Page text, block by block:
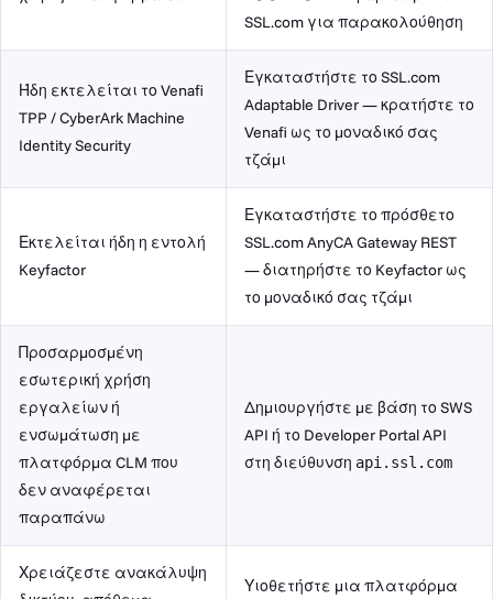
SSL.com για παρακολούθηση
Ήδη εκτελείται το Venafi
TPP / CyberArk Machine
Identity Security
Εγκαταστήστε το SSL.com
Adaptable Driver — κρατήστε το
Venafi ως το μοναδικό σας
τζάμι
Εκτελείται ήδη η εντολή
Keyfactor
Εγκαταστήστε το πρόσθετο
SSL.com AnyCA Gateway REST
— διατηρήστε το Keyfactor ως
το μοναδικό σας τζάμι
Προσαρμοσμένη
εσωτερική χρήση
εργαλείων ή
ενσωμάτωση με
πλατφόρμα CLM που
δεν αναφέρεται
παραπάνω
Δημιουργήστε με βάση το SWS
API ή το Developer Portal API
στη διεύθυνση api.ssl.com
Χρειάζεστε ανακάλυψη
Υιοθετήστε μια πλατφόρμα